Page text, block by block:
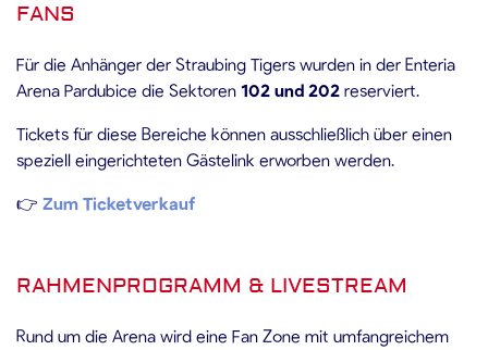
FANS
Für die Anhänger der Straubing Tigers wurden in der Enteria
Arena Pardubice die Sektoren 102 und 202 reserviert.
Tickets für diese Bereiche können ausschließlich über einen
speziell eingerichteten Gästelink erworben werden.
👉 Zum Ticketverkauf
RAHMENPROGRAMM & LIVESTREAM
Rund um die Arena wird eine Fan Zone mit umfangreichem